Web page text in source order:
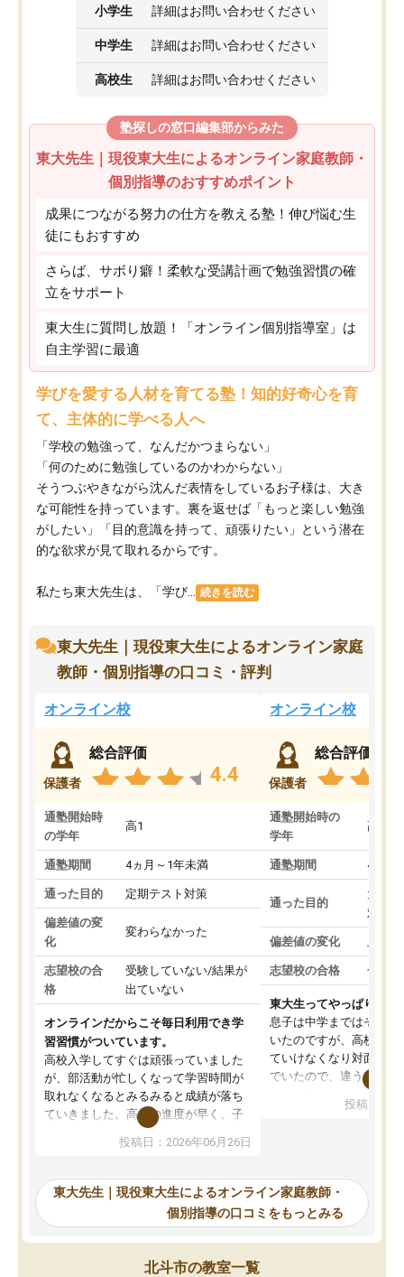
小学生 詳細はお問い合わせください
中学生 詳細はお問い合わせください
高校生 詳細はお問い合わせください
塾探しの窓口編集部からみた
東大先生｜現役東大生によるオンライン家庭教師・
個別指導のおすすめポイント
成果につながる努力の仕方を教える塾！伸び悩む生
徒にもおすすめ
さらば、サボり癖！柔軟な受講計画で勉強習慣の確
立をサポート
東大生に質問し放題！「オンライン個別指導室」は
自主学習に最適
学びを愛する人材を育てる塾！知的好奇心を育
て、主体的に学べる人へ
「学校の勉強って、なんだかつまらない」
「何のために勉強しているのかわからない」
そうつぶやきながら沈んだ表情をしているお子様は、大き
な可能性を持っています。裏を返せば「もっと楽しい勉強
がしたい」「目的意識を持って、頑張りたい」という潜在
的な欲求が見て取れるからです。
私たち東大先生は、「学び... 続きを読む
東大先生｜現役東大生によるオンライン家庭
教師・個別指導の口コミ・評判
オンライン校
保護者
総合評価
4.4
通塾開始時
の学年
高1
通塾期間 4ヵ月～1年未満
通った目的 定期テスト対策
偏差値の変
化
変わらなかった
志望校の合
格
受験していない/結果が
出ていない
オンラインだからこそ毎日利用でき学
習習慣がついています。
高校入学してすぐは頑張っていました
が、部活動が忙しくなって学習時間が
取れなくなるとみるみると成績が落ち
ていきました。高校の進度が早く、子
供も家に帰って勉強の話すると嫌な反
応を示します。東大先生にお願いして
れるので、親としても安心です。毎日
使える自習室とかもあり、わからない
ところがあれば先生が回答してくれる
のも重宝しています。
投稿日：2026年06月26日
オンライン校
保護者
総合評価
通塾開始時の
学年
高3
通塾期間 4ヵ月
通った目的
大学
対策
偏差値の変化 上が
志望校の合格 合格
東大生ってやっぱりすご
息子は中学まではそこそ
いたのですが、高校に入
ていけなくなり対面の塾
でいたので、違うアプロ
で、当初は模試でD判定
自習室が毎日使えていつ
るのが心強かったよう
謝です。
投稿日：
東大先生｜現役東大生によるオンライン家庭教師・
個別指導の口コミをもっとみる
北斗市の教室一覧